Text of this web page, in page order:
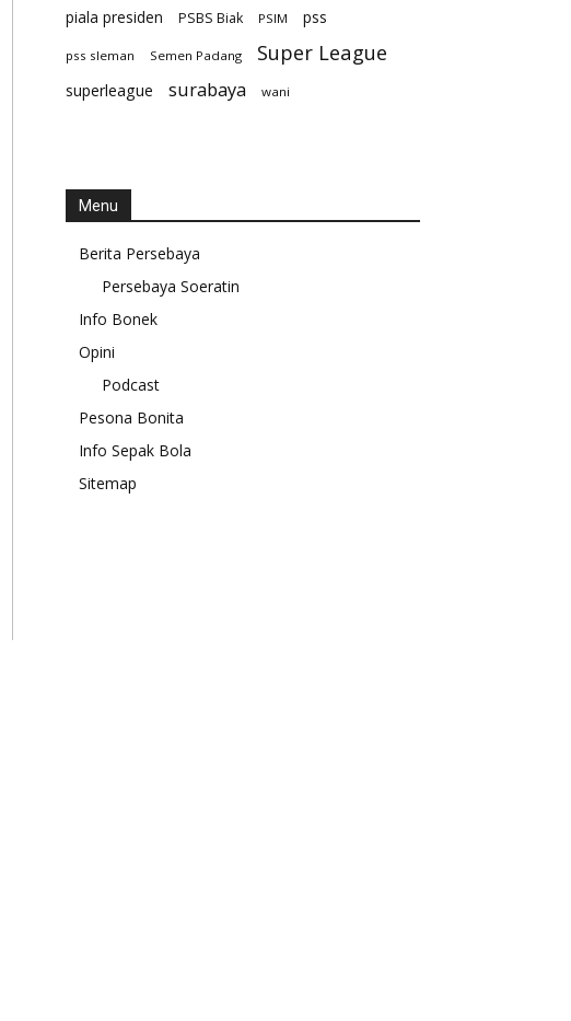
piala presiden PSBS Biak PSIM pss
pss sleman Semen Padang Super League
superleague surabaya wani
Menu
Berita Persebaya
Persebaya Soeratin
Info Bonek
Opini
Podcast
Pesona Bonita
Info Sepak Bola
Sitemap